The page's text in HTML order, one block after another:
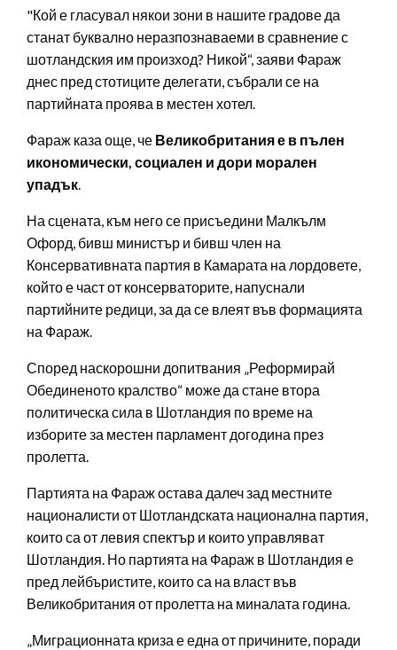
"Кой е гласувал някои зони в нашите градове да
станат буквално неразпознаваеми в сравнение с
шотландския им произход? Никой“, заяви Фараж
днес пред стотиците делегати, събрали се на
партийната проява в местен хотел.
Фараж каза още, че Великобритания е в пълен
икономически, социален и дори морален
упадък.
На сцената, към него се присъедини Малкълм
Офорд, бивш министър и бивш член на
Консервативната партия в Камарата на лордовете,
който е част от консерваторите, напуснали
партийните редици, за да се влеят във формацията
на Фараж.
Според наскорошни допитвания „Реформирай
Обединеното кралство“ може да стане втора
политическа сила в Шотландия по време на
изборите за местен парламент догодина през
пролетта.
Партията на Фараж остава далеч зад местните
националисти от Шотландската национална партия,
които са от левия спектър и които управляват
Шотландия. Но партията на Фараж в Шотландия е
пред лейбъристите, които са на власт във
Великобритания от пролетта на миналата година.
„Миграционната криза е една от причините, поради